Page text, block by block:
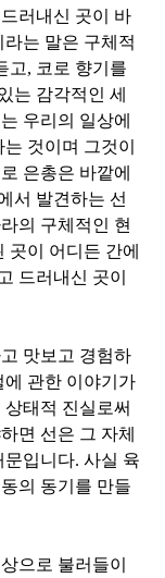
러내신 곳이 바
라는 말은 구체적
고, 코로 향기를
는 감각적인 세
우리의 일상에
것이며 그것이
은총은 바깥에
서 발견하는 선
의 구체적인 현
곳이 어디든 간에
드러내신 곳이
맛보고 경험하
에 관한 이야기가
태적 진실로써
면 선은 그 자체
문입니다.사실 육
의 동기를 만들
으로 불러들이